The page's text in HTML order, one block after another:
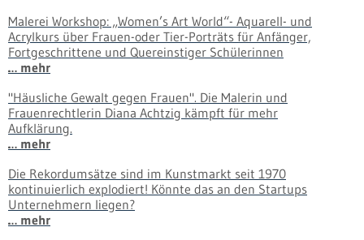
Malerei Workshop: „Women’s Art World“- Aquarell- und
Acrylkurs über Frauen-oder Tier-Porträts für Anfänger,
Fortgeschrittene und Quereinstiger Schülerinnen
… mehr
"Häusliche Gewalt gegen Frauen". Die Malerin und
Frauenrechtlerin Diana Achtzig kämpft für mehr
Aufklärung.
… mehr
Die Rekordumsätze sind im Kunstmarkt seit 1970
kontinuierlich explodiert! Könnte das an den Startups
Unternehmern liegen?
… mehr